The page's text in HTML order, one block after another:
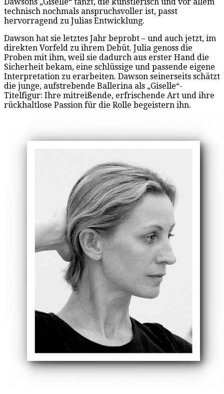
technisch nochmals anspruchsvoller ist, passt
hervorragend zu Julias Entwicklung.
Dawson hat sie letztes Jahr beprobt – und auch jetzt, im
direkten Vorfeld zu ihrem Debüt. Julia genoss die
Proben mit ihm, weil sie dadurch aus erster Hand die
Sicherheit bekam, eine schlüssige und passende eigene
Interpretation zu erarbeiten. Dawson seinerseits schätzt
die junge, aufstrebende Ballerina als „Giselle“-
Titelfigur: Ihre mitreißende, erfrischende Art und ihre
rückhaltlose Passion für die Rolle begeistern ihn.